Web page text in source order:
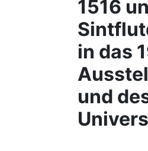
1516
in das
und